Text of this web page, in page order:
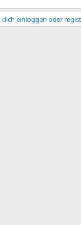
dich einloggen oder